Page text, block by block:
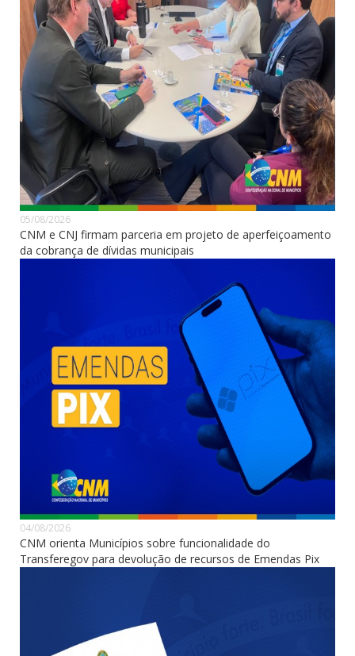
05/08/2026
CNM e CNJ firmam parceria em projeto de aperfeiçoamento
da cobrança de dívidas municipais
04/08/2026
CNM orienta Municípios sobre funcionalidade do
Transferegov para devolução de recursos de Emendas Pix